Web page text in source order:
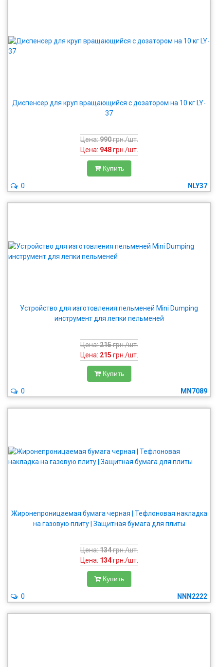
Диспенсер для круп вращающийся с дозатором на 10 кг LY-
37
Цена:990грн./шт.
Цена: 948 грн./шт.
Купить
NLY37
0
Устройство для изготовления пельменей Mini Dumping
инструмент для лепки пельменей
Цена:215грн./шт.
Цена: 215 грн./шт.
Купить
MN7089
0
Жиронепроницаемая бумага черная | Тефлоновая накладка
на газовую плиту | Защитная бумага для плиты
Цена:134грн./шт.
Цена: 134 грн./шт.
Купить
NNN2222
0